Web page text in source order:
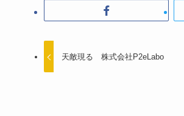
天敵現る 株式会社P2eLabo